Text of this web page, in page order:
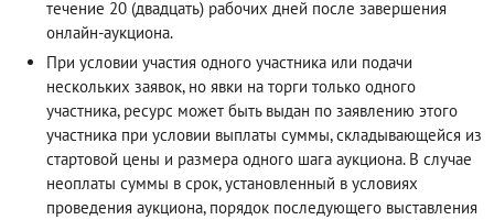
течение 20 (двадцать) рабочих дней после завершения
онлайн-аукциона.
При условии участия одного участника или подачи
нескольких заявок, но явки на торги только одного
участника, ресурс может быть выдан по заявлению этого
участника при условии выплаты суммы, складывающейся из
стартовой цены и размера одного шага аукциона. В случае
неоплаты суммы в срок, установленный в условиях
проведения аукциона, порядок последующего выставления